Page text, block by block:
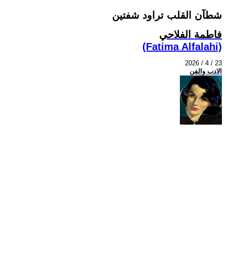
شطآن القلب تراود شفتين
فاطمة الفلاحي
(Fatima Alfalahi)
2026 / 4 / 23
الادب والفن